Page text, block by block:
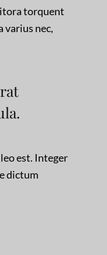
torquent
varius nec,
est. Integer
dictum